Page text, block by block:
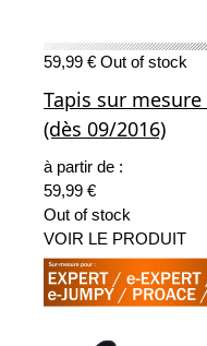
59,99 € Out of stock
Tapis sur
(dès 09/2016)
à partir de :
59,99 €
Out of stock
VOIR LE PRODUIT